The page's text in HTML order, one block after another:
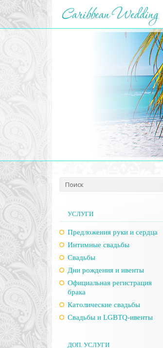
УСЛУГИ
Предложения руки и сердца
Интимные свадьбы
Свадьбы
Дни рождения и ивенты
Официальная регистрация
брака
Католические свадьбы
Свадьбы и LGBTQ-ивенты
ДОП. УСЛУГИ